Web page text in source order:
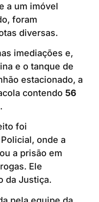
a um imóvel
foram
diversas.
imediações e,
e o tanque de
estacionado, a
contendo 56
.
foi
onde a
a prisão em
Ele
da Justiça.